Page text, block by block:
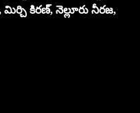
కిరణ్, నెల్లూరు నీరజ,